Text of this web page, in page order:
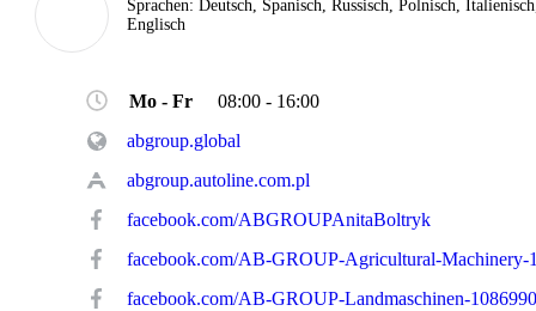
Sprachen: Deutsch, Spanisch, Russisch, Polnisch,
Englisch
Mo - Fr
08:00 - 16:00
abgroup.global
abgroup.autoline.com.pl
facebook.com/ABGROUPAnitaBoltryk
facebook.com/AB-GROUP-Landmaschinen-